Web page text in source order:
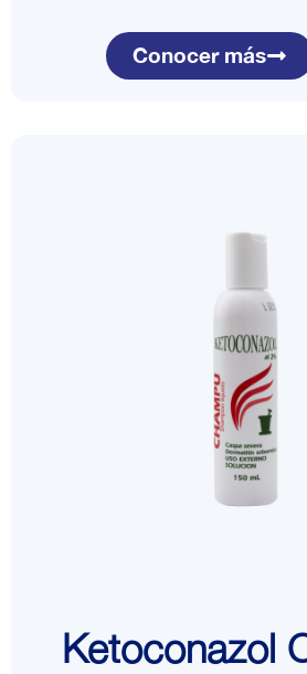
Conocer más
Ketoconazol